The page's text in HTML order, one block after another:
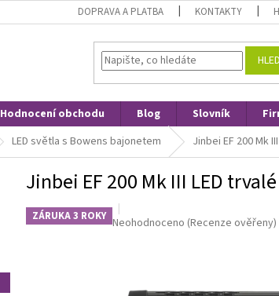
DOPRAVA A PLATBA KONTAKTY
Hodnocení obchodu Blog Slovník
LED světla s Bowens bajonetem Jinbei EF 200 Mk
Jinbei EF 200 Mk III LED
ZÁRUKA 3 ROKY Průměrné
Neohodnoceno (Recenze ověřeny)